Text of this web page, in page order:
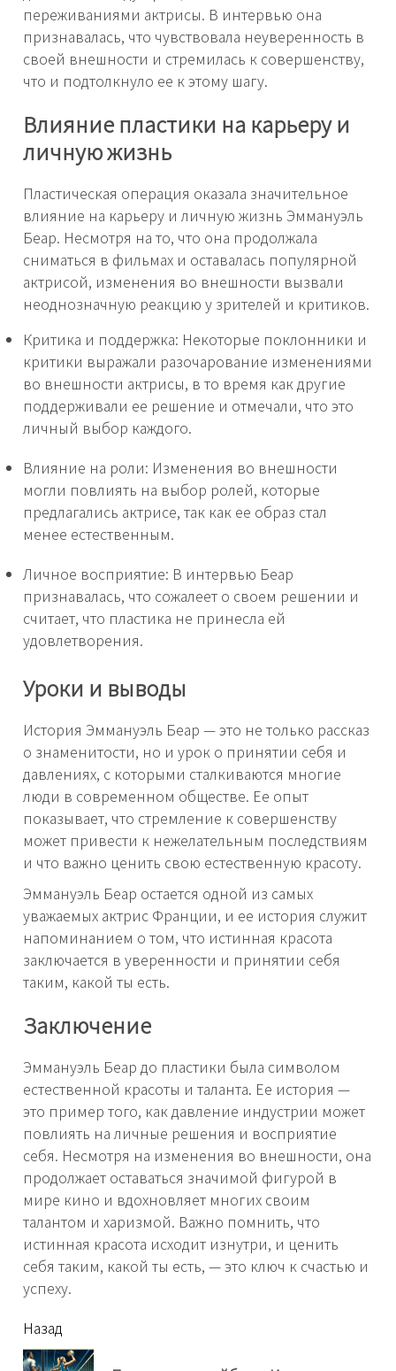
переживаниями актрисы. В интервью она
признавалась, что чувствовала неуверенность в
своей внешности и стремилась к совершенству,
что и подтолкнуло ее к этому шагу.
Влияние пластики на карьеру и
личную жизнь
Пластическая операция оказала значительное
влияние на карьеру и личную жизнь Эммануэль
Беар. Несмотря на то, что она продолжала
сниматься в фильмах и оставалась популярной
актрисой, изменения во внешности вызвали
неоднозначную реакцию у зрителей и критиков.
Критика и поддержка: Некоторые поклонники и
критики выражали разочарование изменениями
во внешности актрисы, в то время как другие
поддерживали ее решение и отмечали, что это
личный выбор каждого.
Влияние на роли: Изменения во внешности
могли повлиять на выбор ролей, которые
предлагались актрисе, так как ее образ стал
менее естественным.
Личное восприятие: В интервью Беар
признавалась, что сожалеет о своем решении и
считает, что пластика не принесла ей
удовлетворения.
Уроки и выводы
История Эммануэль Беар — это не только рассказ
о знаменитости, но и урок о принятии себя и
давлениях, с которыми сталкиваются многие
люди в современном обществе. Ее опыт
показывает, что стремление к совершенству
может привести к нежелательным последствиям
и что важно ценить свою естественную красоту.
Эммануэль Беар остается одной из самых
уважаемых актрис Франции, и ее история служит
напоминанием о том, что истинная красота
заключается в уверенности и принятии себя
таким, какой ты есть.
Заключение
Эммануэль Беар до пластики была символом
естественной красоты и таланта. Ее история —
это пример того, как давление индустрии может
повлиять на личные решения и восприятие
себя. Несмотря на изменения во внешности, она
продолжает оставаться значимой фигурой в
мире кино и вдохновляет многих своим
талантом и харизмой. Важно помнить, что
истинная красота исходит изнутри, и ценить
себя таким, какой ты есть, — это ключ к счастью и
успеху.
читать
еще
Назад